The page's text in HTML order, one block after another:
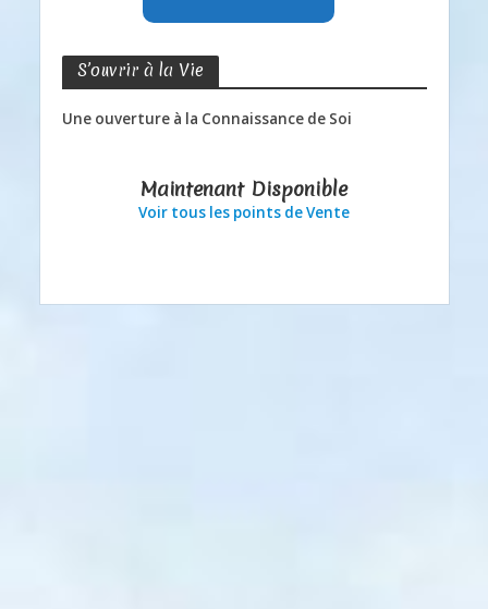
S’ouvrir à la Vie
Une ouverture à la Connaissance de Soi
Maintenant Disponible
Voir tous les points de Vente